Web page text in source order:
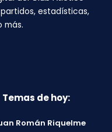
estadísticas,
más.
Temas de hoy:
Román Riquelme